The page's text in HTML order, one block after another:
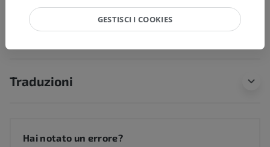
Strutture sottostanti:Non sono presenti strutture
soggiacenti per questa parte anatomica
Traduzioni
Hai notato un errore?
GESTISCI I COOKIES